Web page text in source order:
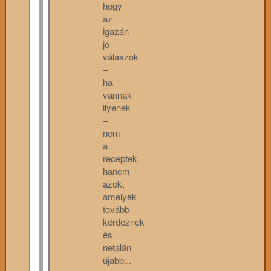
hogy
az
igazán
jó
válaszok
–
ha
vannak
ilyenek
–
nem
a
receptek,
hanem
azok,
amelyek
tovább
kérdeznek
és
netalán
újabb...